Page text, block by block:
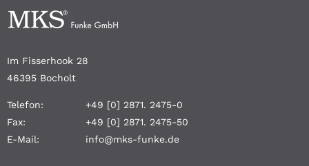
Im Fisserhook 28
46395 Bocholt
Telefon:
+49 [0] 2871. 2475-0
Fax:
+49 [0] 2871. 2475-50
E-Mail:
info@mks-funke.de